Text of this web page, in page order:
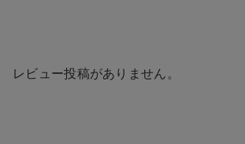
レビュー投稿がありません。